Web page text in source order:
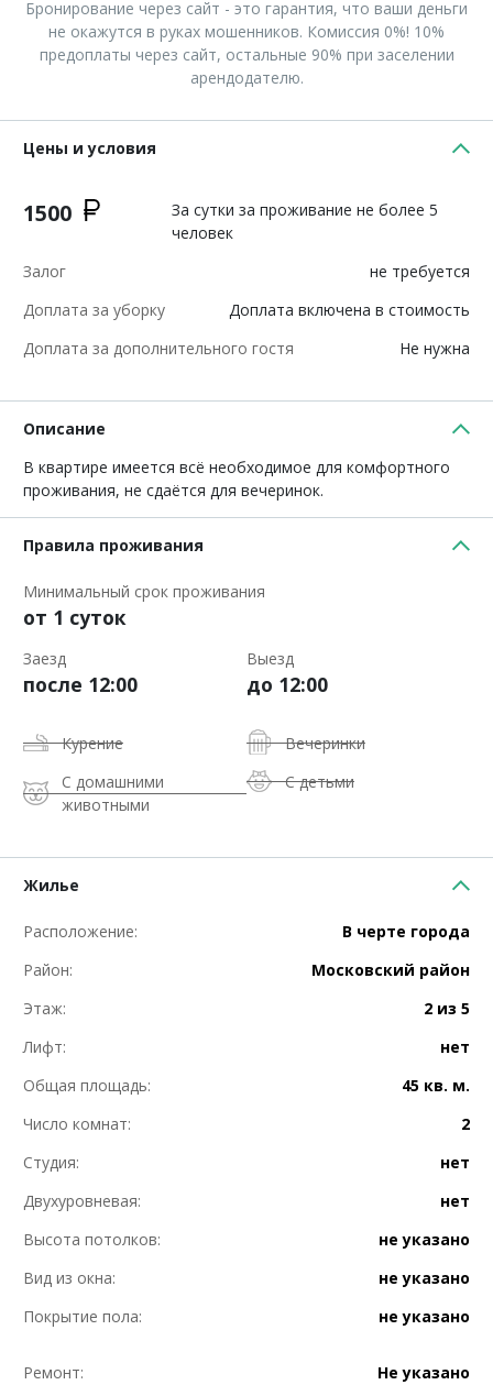
Бронирование через сайт - это гарантия, что ваши деньги
не окажутся в руках мошенников. Комиссия 0%! 10%
предоплаты через сайт, остальные 90% при заселении
арендодателю.
Цены и условия
1500
За сутки за проживание не более 5
человек
Залог
не требуется
Доплата за уборку
Доплата включена в стоимость
Доплата за дополнительного гостя
Не нужна
Описание
В квартире имеется всё необходимое для комфортного
проживания, не сдаётся для вечеринок.
Правила проживания
Минимальный срок проживания
от 1 суток
Заезд
после 12:00
Выезд
до 12:00
Курение
Вечеринки
С домашними
животными
С детьми
Жилье
Расположение:
В черте города
Район:
Московский район
Этаж:
2 из 5
Лифт:
нет
Общая площадь:
45 кв. м.
Число комнат:
2
Студия:
нет
Двухуровневая:
нет
Высота потолков:
не указано
Вид из окна:
не указано
Покрытие пола:
не указано
Ремонт:
Не указано